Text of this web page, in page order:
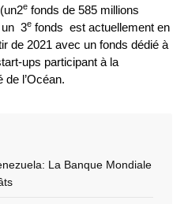
e fonds de 585 millions
un 3e fonds est actuellement en
de 2021 avec un fonds dédié à
ups participant à la
de l’Océan.
La Banque Mondiale